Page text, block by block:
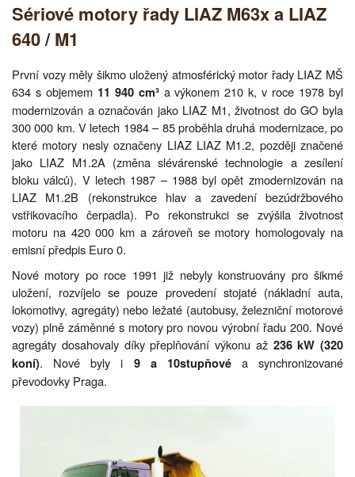
Sériové motory řady LIAZ M63x a LIAZ
640 / M1
První vozy měly šikmo uložený atmosférický motor řady LIAZ MŠ
634 s objemem 11 940 cm³a výkonem 210 k, v roce 1978 byl
modernizován a označován jako LIAZ M1, životnost do GO byla
300 000 km. V letech 1984 – 85 proběhla druhá modernizace, po
které motory nesly označeny LIAZ LIAZ M1.2, později značené
jako LIAZ M1.2A (změna slévárenské technologie a zesílení
bloku válců). V letech 1987 – 1988 byl opět zmodernizován na
LIAZ M1.2B (rekonstrukce hlav a zavedení bezúdržbového
vstřikovacího čerpadla). Po rekonstrukci se zvýšila životnost
motoru na 420 000 km a zároveň se motory homologovaly na
emisní předpis Euro 0.
Nové motory po roce 1991 již nebyly konstruovány pro šikmé
uložení, rozvíjelo se pouze provedení stojaté (nákladní auta,
lokomotivy, agregáty) nebo ležaté (autobusy, železniční motorové
vozy) plně záměnné s motory pro novou výrobní řadu 200. Nové
agregáty dosahovaly díky přeplňování výkonu až 236 kW (320
koní). Nové byly i 9 a 10stupňovéa synchronizované
převodovky Praga.